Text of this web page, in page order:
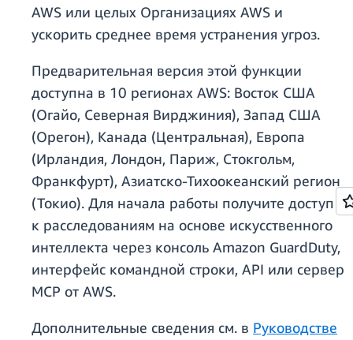
AWS или целых Организациях AWS и
ускорить среднее время устранения угроз.
Предварительная версия этой функции
доступна в 10 регионах AWS: Восток США
(Огайо, Северная Вирджиния), Запад США
(Орегон), Канада (Центральная), Европа
(Ирландия, Лондон, Париж, Стокгольм,
Франкфурт), Азиатско-Тихоокеанский регион
(Токио). Для начала работы получите доступ
к расследованиям на основе искусственного
интеллекта через консоль Amazon GuardDuty,
интерфейс командной строки, API или сервер
MCP от AWS.
Дополнительные сведения см. в Руководстве